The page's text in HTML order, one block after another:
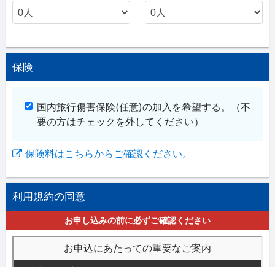
保険
国内旅行傷害保険(任意)の加入を希望する。
（不
要の方はチェックを外してください）
保険料はこちらからご確認ください。
利用規約の同意
お申し込みの前に必ずご確認ください